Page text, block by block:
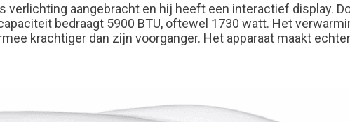
verlichting aangebracht en hij heeft een interactief display.
bedraagt 5900 BTU, oftewel 1730 watt. Het
krachtiger dan zijn voorganger. Het apparaat maakt